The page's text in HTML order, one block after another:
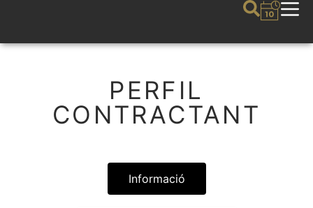
PERFIL
CONTRACTANT
Informació